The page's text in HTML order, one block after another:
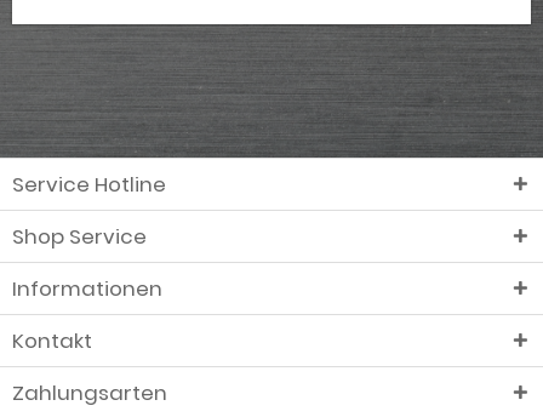
Service Hotline
Shop Service
Informationen
Kontakt
Zahlungsarten